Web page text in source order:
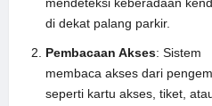
di dekat palang parkir.
Pembacaan Akses: Sistem
membaca akses dari
seperti kartu akses, tiket,